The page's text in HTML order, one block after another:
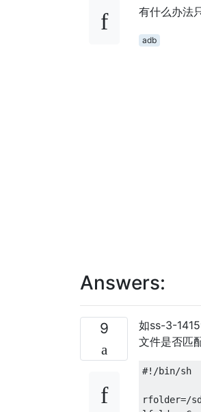
有什么办法
adb
Answers:
9
如ss-3-
文件是否匹
#!/bin/sh
rfolder=/